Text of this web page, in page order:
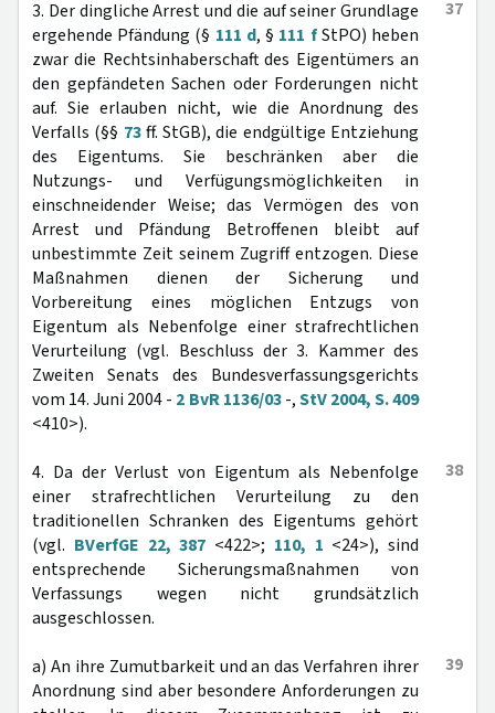
37
3. Der dingliche Arrest und die auf seiner Grundlage
ergehende Pfändung (§ 111 d, § 111 fStPO) heben
zwar die Rechtsinhaberschaft des Eigentümers an
den gepfändeten Sachen oder Forderungen nicht
auf. Sie erlauben nicht, wie die Anordnung des
Verfalls (§§ 73ff. StGB), die endgültige Entziehung
des Eigentums. Sie beschränken aber die
Nutzungs- und Verfügungsmöglichkeiten in
einschneidender Weise; das Vermögen des von
Arrest und Pfändung Betroffenen bleibt auf
unbestimmte Zeit seinem Zugriff entzogen. Diese
Maßnahmen dienen der Sicherung und
Vorbereitung eines möglichen Entzugs von
Eigentum als Nebenfolge einer strafrechtlichen
Verurteilung (vgl. Beschluss der 3. Kammer des
Zweiten Senats des Bundesverfassungsgerichts
vom 14. Juni 2004 - 2 BvR 1136/03-,StV 2004, S. 409
<410>).
38
4. Da der Verlust von Eigentum als Nebenfolge
einer strafrechtlichen Verurteilung zu den
traditionellen Schranken des Eigentums gehört
(vgl. BVerfGE 22, 387 <422>; 110, 1 <24>), sind
entsprechende Sicherungsmaßnahmen von
Verfassungs wegen nicht grundsätzlich
ausgeschlossen.
39
a) An ihre Zumutbarkeit und an das Verfahren ihrer
Anordnung sind aber besondere Anforderungen zu